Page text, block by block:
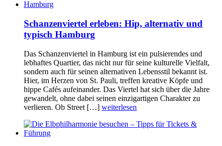
Schanzenviertel erleben: Hip, alternativ und
typisch Hamburg
Das Schanzenviertel in Hamburg ist ein pulsierendes und
lebhaftes Quartier, das nicht nur für seine kulturelle Vielfalt,
sondern auch für seinen alternativen Lebensstil bekannt ist.
Hier, im Herzen von St. Pauli, treffen kreative Köpfe und
hippe Cafés aufeinander. Das Viertel hat sich über die Jahre
gewandelt, ohne dabei seinen einzigartigen Charakter zu
verlieren. Ob Street […] weiterlesen